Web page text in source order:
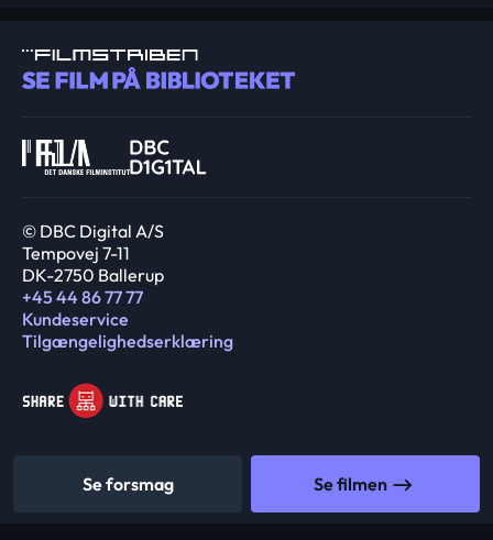
Se forsmag Se filmen
© DBC Digital A/S
Tempovej 7-11
DK-2750 Ballerup
+45 44 86 77 77
Kundeservice
Tilgængelighedserklæring